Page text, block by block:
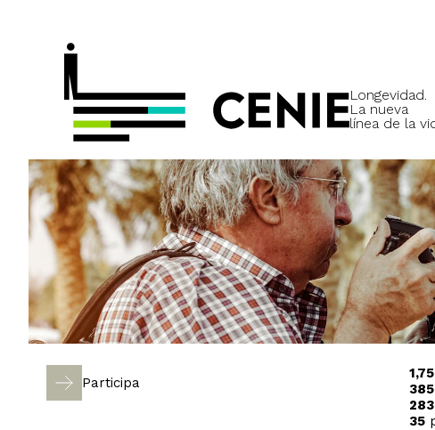
Longevidad.
La nueva
línea de la
Participa
385
283
35